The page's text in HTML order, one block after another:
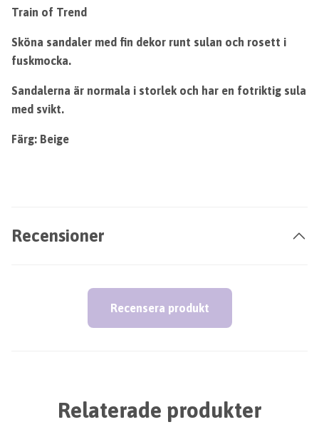
Train of Trend
Sköna sandaler med fin dekor runt sulan och rosett i
fuskmocka.
Sandalerna är normala i storlek och har en fotriktig sula
med svikt.
Färg: Beige
Recensioner
Recensera produkt
Relaterade produkter